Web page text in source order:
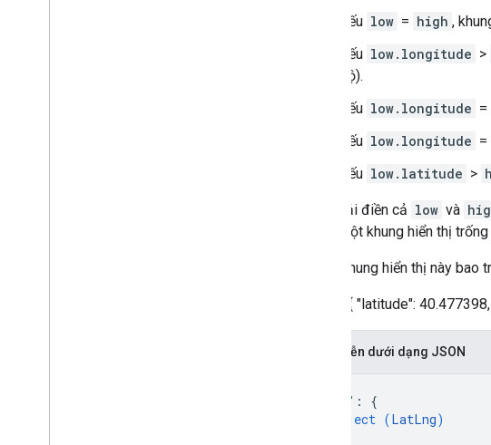
Nếu low = high ,
Nếu low.longitude >
độ).
Nếu low.longitude
Nếu low.longitude
Nếu low.latitude >
Bạn phải điền cả low và
trên). Một khung hiển thị
Ví dụ: khung hiển thị này bao
{ "low": { "latitude":
Biểu diễn dưới dạng JSON
"low" : {
object (LatLng)